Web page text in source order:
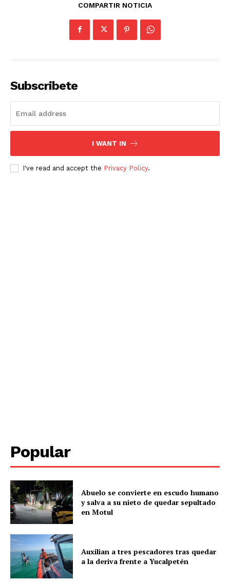
Periodico el Sol de Yucatán
COMPARTIR NOTICIA
Subscribete
I WANT IN
I've read and accept the Privacy Policy.
Popular
Abuelo se convierte en escudo humano
y salva a su nieto de quedar sepultado
en Motul
Auxilian a tres pescadores tras quedar
a la deriva frente a Yucalpetén